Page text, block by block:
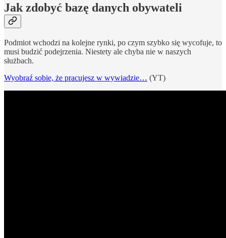
Jak zdobyć bazę danych obywateli
Podmiot wchodzi na kolejne rynki, po czym szybko się wycofuje, to
musi budzić podejrzenia. Niestety ale chyba nie w naszych
służbach.
Wyobraź sobie, że pracujesz w wywiadzie… (YT)